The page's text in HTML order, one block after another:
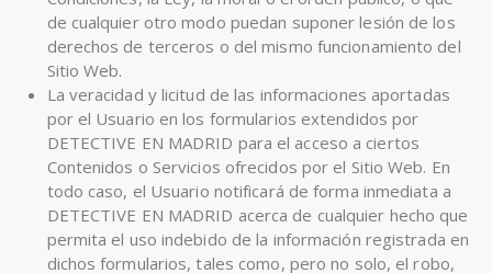
de cualquier otro modo puedan suponer lesión de los
derechos de terceros o del mismo funcionamiento del
Sitio Web.
La veracidad y licitud de las informaciones aportadas
por el Usuario en los formularios extendidos por
DETECTIVE EN MADRID para el acceso a ciertos
Contenidos o Servicios ofrecidos por el Sitio Web. En
todo caso, el Usuario notificará de forma inmediata a
DETECTIVE EN MADRID acerca de cualquier hecho que
permita el uso indebido de la información registrada en
dichos formularios, tales como, pero no solo, el robo,